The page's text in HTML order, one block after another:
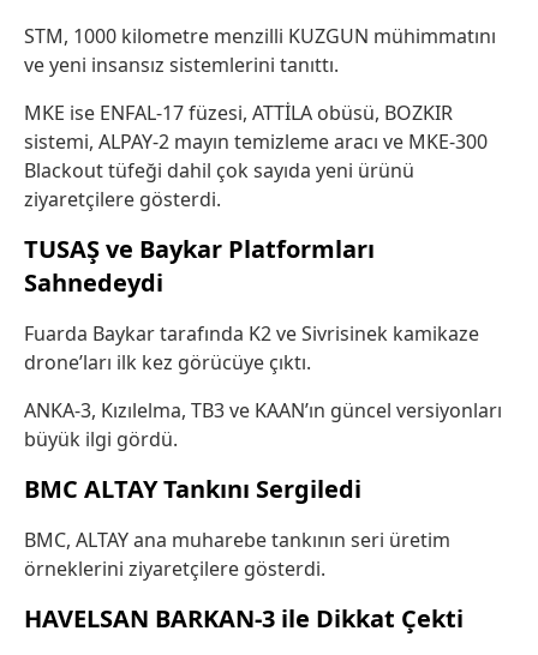
STM, 1000 kilometre menzilli KUZGUN mühimmatını
ve yeni insansız sistemlerini tanıttı.
MKE ise ENFAL-17 füzesi, ATTİLA obüsü, BOZKIR
sistemi, ALPAY-2 mayın temizleme aracı ve MKE-300
Blackout tüfeği dahil çok sayıda yeni ürünü
ziyaretçilere gösterdi.
TUSAŞve Baykar Platformları
Sahnedeydi
Fuarda Baykar tarafında K2 ve Sivrisinek kamikaze
drone’ları ilk kez görücüye çıktı.
ANKA-3, Kızılelma, TB3 ve KAAN’ın güncel versiyonları
büyük ilgi gördü.
BMC ALTAY Tankını Sergiledi
BMC, ALTAY ana muharebe tankının seri üretim
örneklerini ziyaretçilere gösterdi.
HAVELSAN BARKAN-3 ile Dikkat Çekti